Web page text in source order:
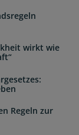
wirkt wie
Regeln zur